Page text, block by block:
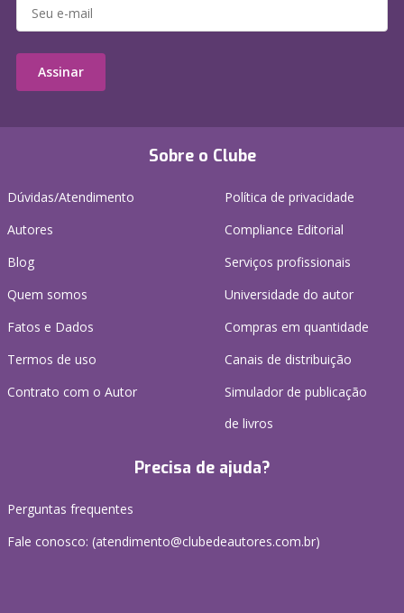
Sobre o Clube
Dúvidas/Atendimento
Autores
Blog
Quem somos
Fatos e Dados
Termos de uso
Contrato com o Autor
Política de privacidade
Compliance Editorial
Serviços profissionais
Universidade do autor
Compras em quantidade
Canais de distribuição
Simulador de publicação
de livros
Precisa de ajuda?
Perguntas frequentes
Fale conosco: (atendimento@clubedeautores.com.br)
Assinar